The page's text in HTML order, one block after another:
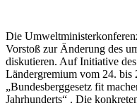
Die
Vorstoß zur Änderung des
diskutieren. Auf Initiative
Ländergremium vom 24. bis
„Bundesberggesetz fit
Jahrhunderts“ . Die